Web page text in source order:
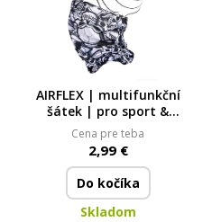
AIRFLEX | multifunkční
šátek | pro sport &
ochranu | univerzální
velikost | SKULL
Cena pre teba
2,99 €
Do kočíka
Skladom